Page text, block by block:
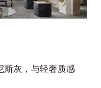
斯灰，与轻奢质感